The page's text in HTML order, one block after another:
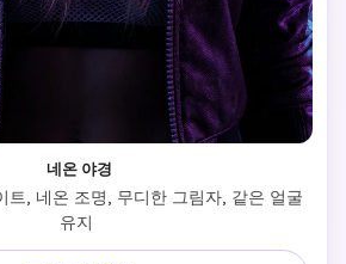
네온 야경
트, 네온 조명, 무디한 그림자, 같은 얼굴